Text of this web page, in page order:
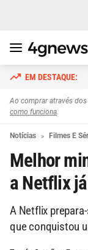
Ao comprar através
como funciona.
Notícias Filmes E
Melhor
a Netflix
A Netflix
que conquistou